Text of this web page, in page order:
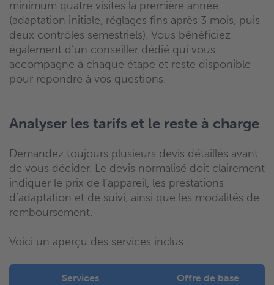
minimum quatre visites la première année
(adaptation initiale, réglages fins après 3 mois, puis
deux contrôles semestriels). Vous bénéficiez
également d’un conseiller dédié qui vous
accompagne à chaque étape et reste disponible
pour répondre à vos questions.
Analyser les tarifs et le reste à charge
Demandez toujours plusieurs devis détaillés avant
de vous décider. Le devis normalisé doit clairement
indiquer le prix de l’appareil, les prestations
d’adaptation et de suivi, ainsi que les modalités de
remboursement.
Voici un aperçu des services inclus :
Services Offre de base